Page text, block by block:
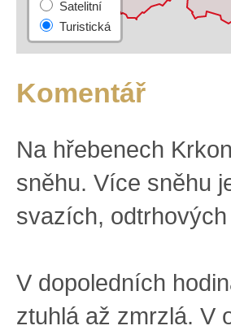
Komentář
Na hřebenech
sněhu. Více sněhu
svazích,
V dopoledních
ztuhlá až zmrzlá. V